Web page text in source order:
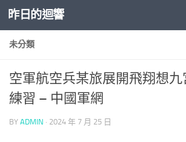
Skip to content
昨日的迴響
未分類
空軍航空兵某旅展開飛翔想九
練習 – 中國軍網
BY ADMIN · 2024 年 7 月 25 日